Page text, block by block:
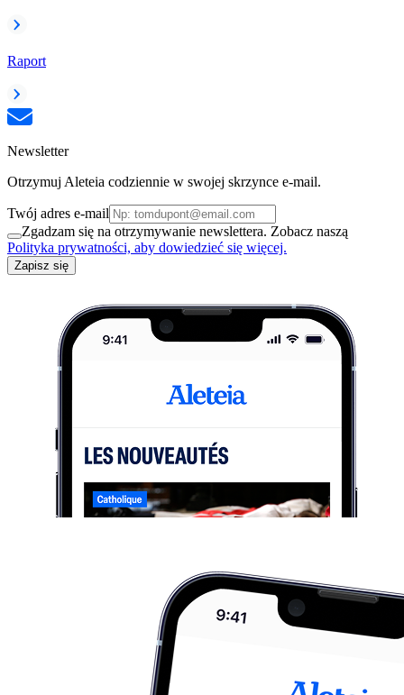
Raport
Newsletter
Otrzymuj Aleteia codziennie w swojej skrzynce e-mail.
Twój adres e-mail
Zgadzam się na otrzymywanie newslettera. Zobacz naszą
Polityka prywatności, aby dowiedzieć się więcej.
Zapisz się